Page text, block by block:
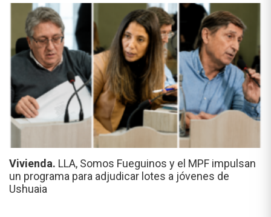
Vivienda. LLA, Somos Fueguinos y el MPF impulsan
un programa para adjudicar lotes a jóvenes de
Ushuaia